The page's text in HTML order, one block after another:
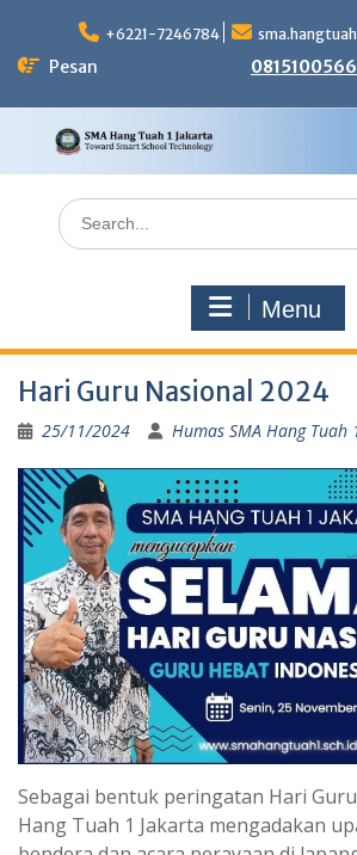
content
+6221-7246784
Pesan
Search
for:
Menu
Hari Guru Nasional 2024
25/11/2024 Humas SMA Hang Tuah
Sebagai bentuk peringatan Hari
Hang Tuah 1 Jakarta mengadakan